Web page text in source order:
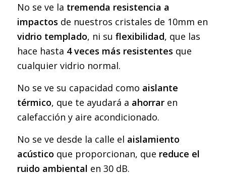
No se ve la tremenda resistencia a
impactos de nuestros cristales de 10mm en
vidrio templado, ni su flexibilidad, que las
hace hasta 4 veces más resistentes que
cualquier vidrio normal.
No se ve su capacidad como aislante
térmico, que te ayudará a ahorraren
calefacción y aire acondicionado.
No se ve desde la calle el aislamiento
acústico que proporcionan, que reduce el
ruido ambiental en 30 dB.